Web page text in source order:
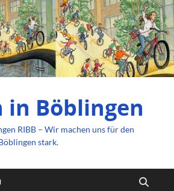
in Böblingen
RIBB – Wir machen uns für den
stark.